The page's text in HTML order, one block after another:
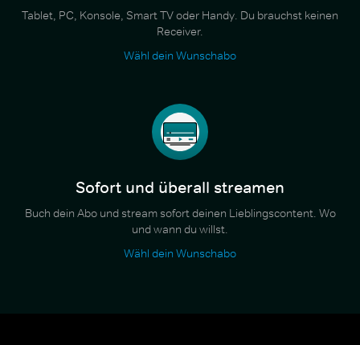
Tablet, PC, Konsole, Smart TV oder Handy. Du brauchst keinen
Receiver.
Wähl dein Wunschabo
Sofort und überall streamen
Buch dein Abo und stream sofort deinen Lieblingscontent. Wo
und wann du willst.
Wähl dein Wunschabo